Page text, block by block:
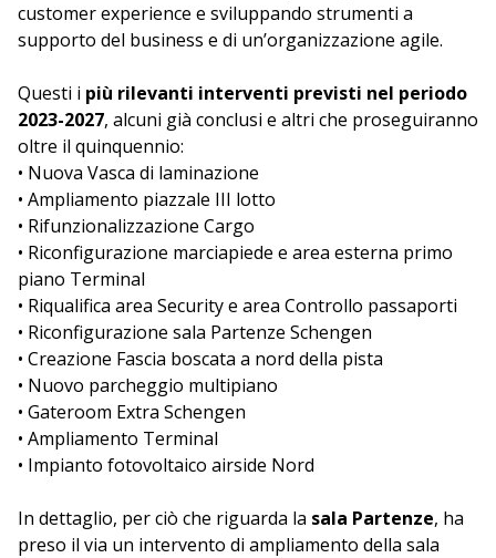
customer experience e sviluppando strumenti a
supporto del business e di un’organizzazione agile.
Questi i più rilevanti interventi previsti nel periodo
2023-2027, alcuni già conclusi e altri che proseguiranno
oltre il quinquennio:
• Nuova Vasca di laminazione
• Ampliamento piazzale III lotto
• Rifunzionalizzazione Cargo
• Riconfigurazione marciapiede e area esterna primo
piano Terminal
• Riqualifica area Security e area Controllo passaporti
• Riconfigurazione sala Partenze Schengen
• Creazione Fascia boscata a nord della pista
• Nuovo parcheggio multipiano
• Gateroom Extra Schengen
• Ampliamento Terminal
• Impianto fotovoltaico airside Nord
In dettaglio, per ciò che riguarda la sala Partenze, ha
preso il via un intervento di ampliamento della sala